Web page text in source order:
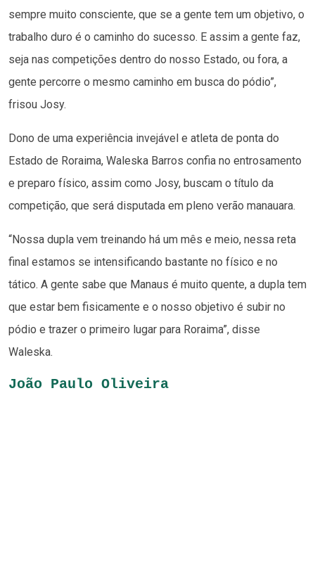
sempre muito consciente, que se a gente tem um objetivo, o
trabalho duro é o caminho do sucesso. E assim a gente faz,
seja nas competições dentro do nosso Estado, ou fora, a
gente percorre o mesmo caminho em busca do pódio”,
frisou Josy.
Dono de uma experiência invejável e atleta de ponta do
Estado de Roraima, Waleska Barros confia no entrosamento
e preparo físico, assim como Josy, buscam o título da
competição, que será disputada em pleno verão manauara.
“Nossa dupla vem treinando há um mês e meio, nessa reta
final estamos se intensificando bastante no físico e no
tático. A gente sabe que Manaus é muito quente, a dupla tem
que estar bem fisicamente e o nosso objetivo é subir no
pódio e trazer o primeiro lugar para Roraima”, disse
Waleska.
João Paulo Oliveira